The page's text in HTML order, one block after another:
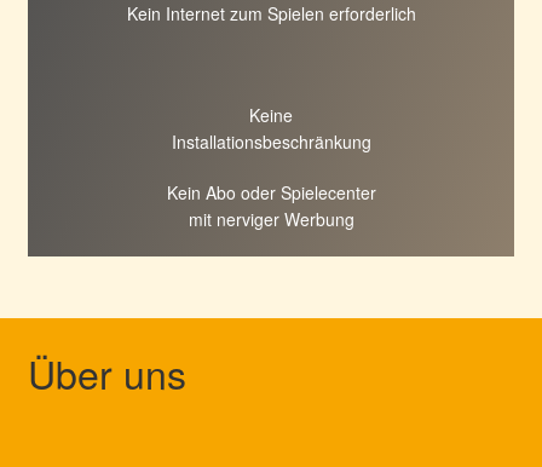
Kein Internet zum Spielen erforderlich
Keine
Installationsbeschränkung
Kein Abo oder Spielecenter
mit nerviger Werbung
Über uns